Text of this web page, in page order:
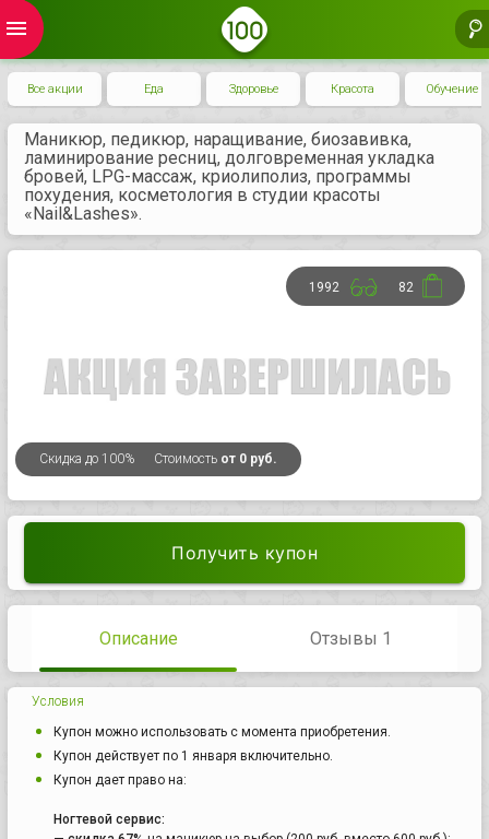
menu
Все акции Еда Здоровье Красота Обучение
Маникюр, педикюр, наращивание, биозавивка,
ламинирование ресниц, долговременная укладка
бровей, LPG-массаж, криолиполиз, программы
похудения, косметология в студии красоты
«Nail&Lashes».
Скидка до 100% Стоимость от 0 руб.
1992 82
Получить купон
Описание Отзывы 1
Условия
Купон можно использовать с момента приобретения.
Купон действует по 1 января включительно.
Купон дает право на:
Ногтевой сервис: